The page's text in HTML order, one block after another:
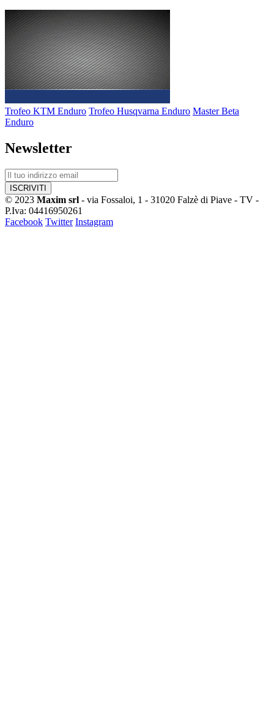
Trofeo KTM Enduro Trofeo Husqvarna Enduro Master Beta
Enduro
Newsletter
© 2023 Maxim srl - via Fossaloi, 1 - 31020 Falzè di Piave - TV -
P.Iva: 04416950261
Facebook Twitter Instagram